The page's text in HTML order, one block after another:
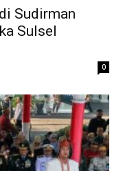
Sudirman
Sulsel
0